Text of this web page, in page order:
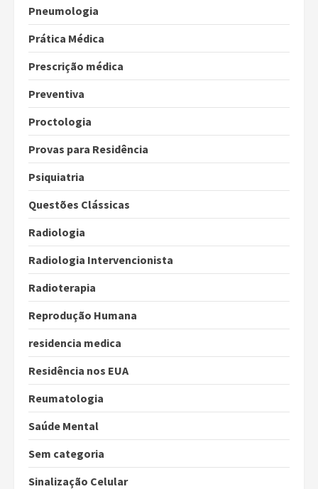
Pneumologia
Prática Médica
Prescrição médica
Preventiva
Proctologia
Provas para Residência
Psiquiatria
Questões Clássicas
Radiologia
Radiologia Intervencionista
Radioterapia
Reprodução Humana
residencia medica
Residência nos EUA
Reumatologia
Saúde Mental
Sem categoria
Sinalização Celular